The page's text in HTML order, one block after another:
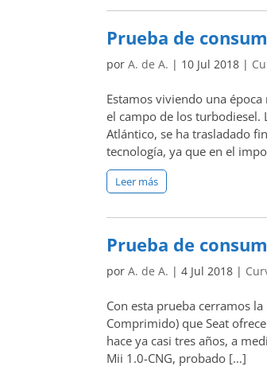
Prueba de
porA. de A. | 10 Jul 2018 |
Estamos viviendo una
el campo de los
Atlántico, se ha trasladado
tecnología, ya que en el
Leer más
Prueba de
porA. de A. |4 Jul 2018 |
Con esta prueba cerramos
Comprimido) que Seat
hace ya casi tres años, a
Mii 1.0-CNG, probado […]